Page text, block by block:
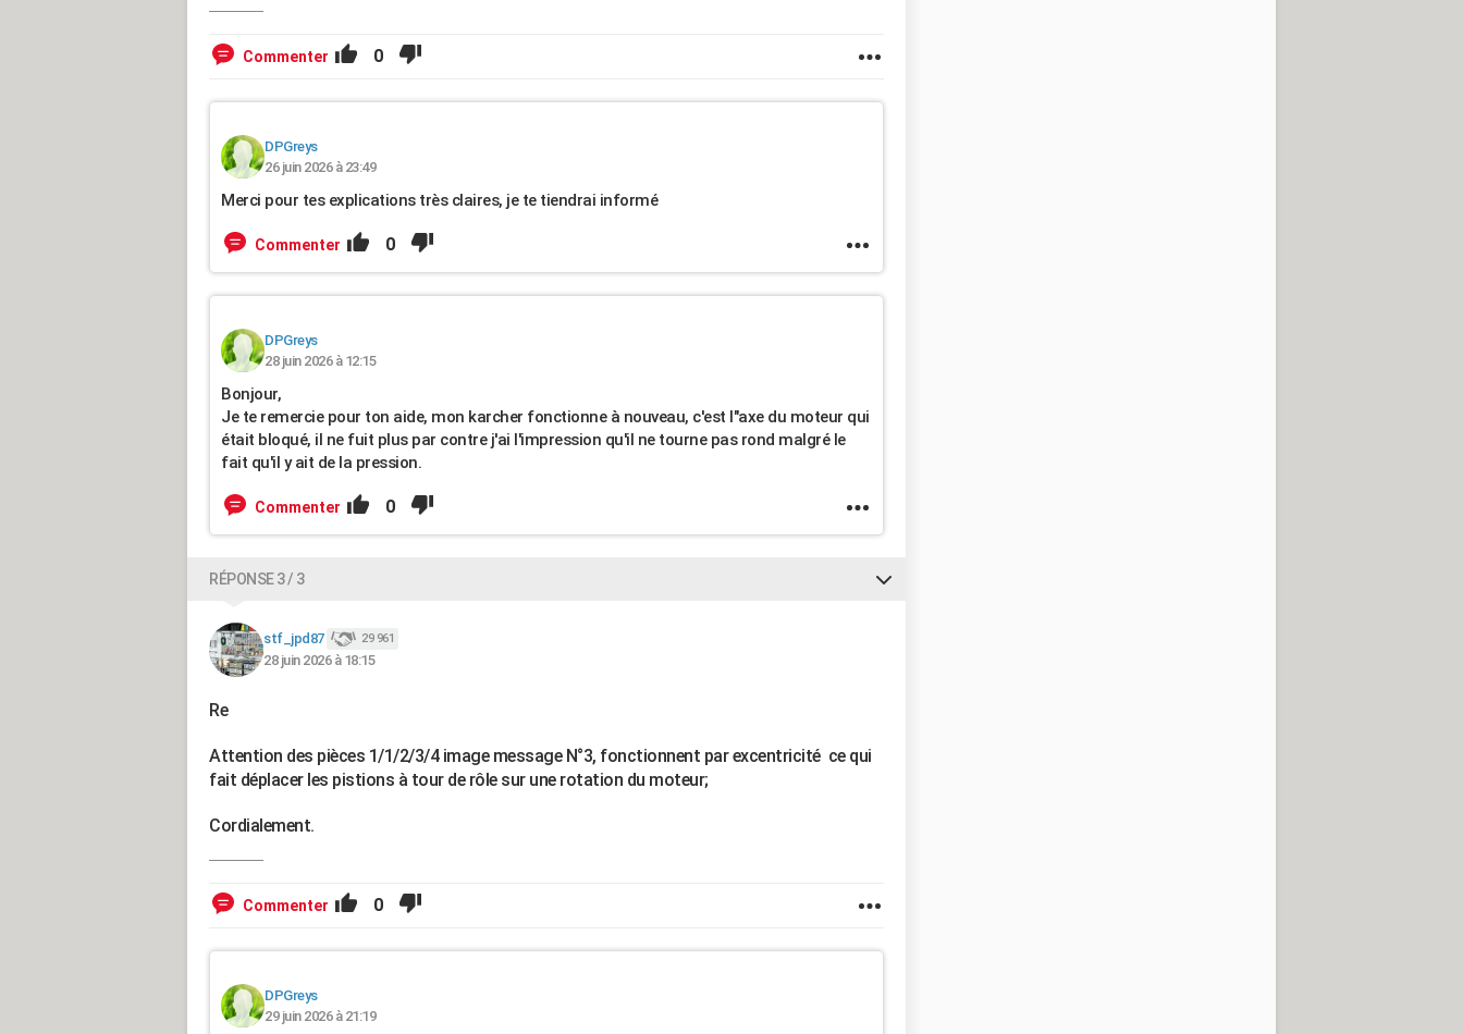
Commenter 0
DPGreys
26 juin 2026 à 23:49
Merci pour tes explications très claires, je te tiendrai informé
Commenter 0
DPGreys
28 juin 2026 à 12:15
Bonjour,
Je te remercie pour ton aide, mon karcher fonctionne à nouveau, c'est l"axe du moteur qui
était bloqué, il ne fuit plus par contre j'ai l'impression qu'il ne tourne pas rond malgré le
fait qu'il y ait de la pression.
Commenter 0
RÉPONSE 3 / 3
stf_jpd87 29 961
28 juin 2026 à 18:15
Re
Attention des pièces 1/1/2/3/4 image message N°3, fonctionnent par excentricité ce qui
fait déplacer les pistions à tour de rôle sur une rotation du moteur;
Cordialement.
Commenter 0
DPGreys
29 juin 2026 à 21:19